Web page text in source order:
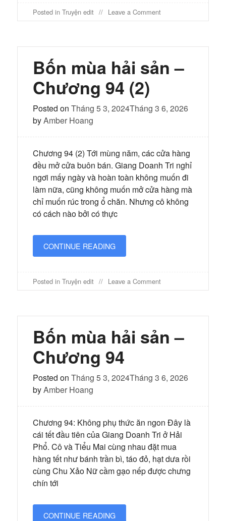
Posted in Truyện edit Leave a Commenton
Bốn
sản
Chương
Bốn mùa hải sản –
Chương 94 (2)
Posted on Tháng 5 3, 2024Tháng 3 6, 2026
byAmber Hoang
Chương 94 (2) Tới mùng năm, các cửa hàng
đều mở cửa buôn bán. Giang Doanh Tri nghỉ
ngơi mấy ngày và hoàn toàn không muốn đi
làm nữa, cũng không muốn mở cửa hàng mà
chỉ muốn rúc trong ổ chăn. Nhưng cô không
có cách nào bởi có thực
CONTINUE READING
Posted in Truyện edit Leave a Commenton
Bốn
sản
Chương
Bốn mùa hải sản –
Chương 94
Posted on Tháng 5 3, 2024Tháng 3 6, 2026
byAmber Hoang
Chương 94: Không phụ thức ăn ngon Đây là
cái tết đầu tiên của Giang Doanh Tri ở Hải
Phổ. Cô và Tiểu Mai cùng nhau đặt mua
hàng tết như bánh trần bì, táo đỏ, hạt dưa rồi
cùng Chu Xảo Nữ cầm gạo nếp được chưng
chín tới
CONTINUE READING